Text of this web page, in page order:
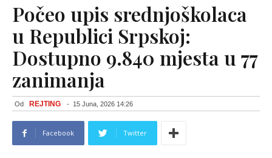
Počeo upis srednjoškolaca
u Republici Srpskoj:
Dostupno 9.840 mjesta u 77
zanimanja
Od REJTING - 15 Juna, 2026 14:26
Facebook Twitter